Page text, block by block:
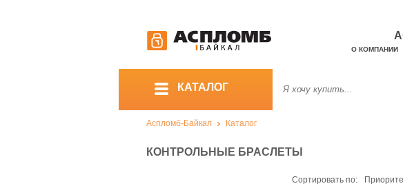
О КОМПАНИИ
КАТАЛОГ
Аспломб-Байкал Каталог
КОНТРОЛЬНЫЕ БРАСЛЕТЫ
Сортировать по: